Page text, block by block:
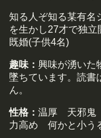
知る人ぞ知る某有名
を生かし27才で独立
既婚(子供4名)
趣味： 興味が湧いた
墜ちています。読書
ん。
性格： 温厚 天邪鬼
力高め 何かと小う